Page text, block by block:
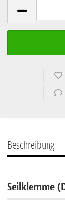
Beschreibung
Seilklemme